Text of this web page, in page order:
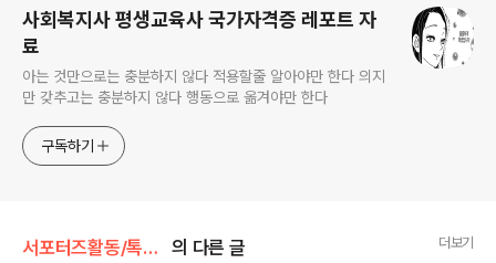
사회복지사 평생교육사 국가자격증 레포트 자
료
아는 것만으로는 충분하지 않다 적용할줄 알아야만 한다 의지
만 갖추고는 충분하지 않다 행동으로 옮겨야만 한다
구독하기
서포터즈활동/톡톡부산바다TV 의 다른 글 더보기